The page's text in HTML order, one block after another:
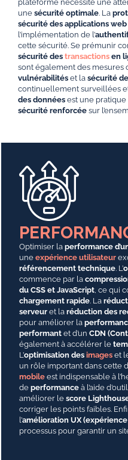
plateforme nécessite une
une sécurité optimale. La
sécurité des applications web
l’implémentation de l’
cette sécurité. Se prémunir
sécurité des transactions en
sont également des mesures
vulnérabilités et la sécurité
continuellement surveillées
des données est une
sécurité renforcée sur
Optimiser la performance
une expérience utilisateur
référencement technique. L’
commence par la
du CSS et JavaScript, ce qui
chargement rapide. La
serveur et la réduction des
pour améliorer la
performant et d’un CDN
également à accélérer le
L’optimisation des images et
un rôle important dans cette
mobile est indispensable à
de performance à l’aide
améliorer le score
corriger les points faibles.
l’amélioration UX
processus pour garantir un